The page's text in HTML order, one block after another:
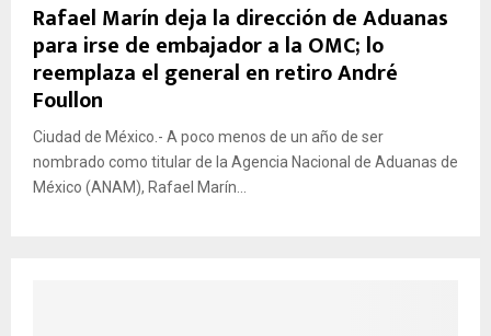
Rafael Marín deja la dirección de Aduanas
para irse de embajador a la OMC; lo
reemplaza el general en retiro André
Foullon
Ciudad de México.- A poco menos de un año de ser
nombrado como titular de la Agencia Nacional de Aduanas de
México (ANAM), Rafael Marín...